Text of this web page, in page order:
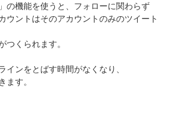
の機能を使うと、フォローに関わらず
ウントはそのアカウントのみのツイート
つくられます。
インをとばす時間がなくなり、
ます。